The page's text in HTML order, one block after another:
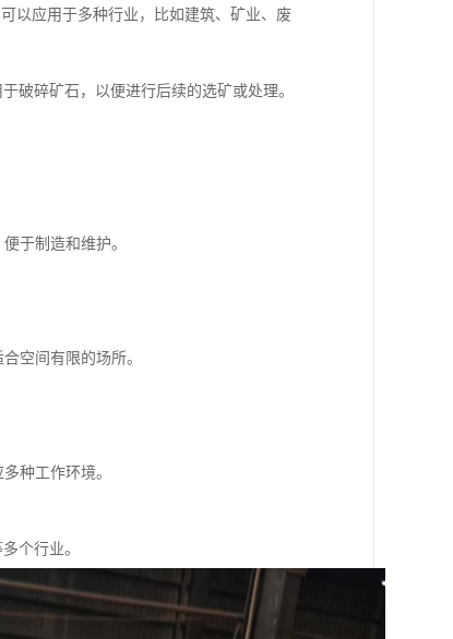
以应用于多种行业，比如建筑、矿业、废
破碎矿石，以便进行后续的选矿或处理。
于制造和维护。
空间有限的场所。
种工作环境。
个行业。